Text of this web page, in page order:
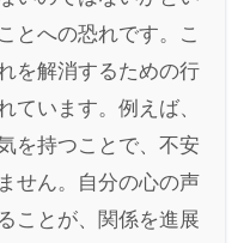
とへの恐れです。こ
を解消するための行
ています。例えば、
を持つことで、不安
せん。自分の心の声
ことが、関係を進展